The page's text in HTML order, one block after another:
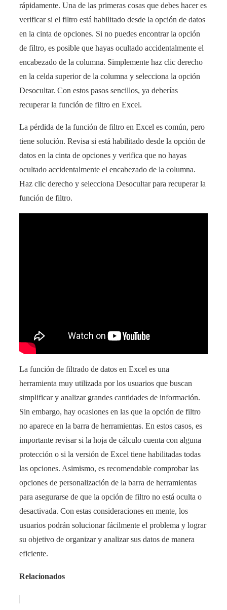
rápidamente. Una de las primeras cosas que debes hacer es
verificar si el filtro está habilitado desde la opción de datos
en la cinta de opciones. Si no puedes encontrar la opción
de filtro, es posible que hayas ocultado accidentalmente el
encabezado de la columna. Simplemente haz clic derecho
en la celda superior de la columna y selecciona la opción
Desocultar. Con estos pasos sencillos, ya deberías
recuperar la función de filtro en Excel.
La pérdida de la función de filtro en Excel es común, pero
tiene solución. Revisa si está habilitado desde la opción de
datos en la cinta de opciones y verifica que no hayas
ocultado accidentalmente el encabezado de la columna.
Haz clic derecho y selecciona Desocultar para recuperar la
función de filtro.
La función de filtrado de datos en Excel es una
herramienta muy utilizada por los usuarios que buscan
simplificar y analizar grandes cantidades de información.
Sin embargo, hay ocasiones en las que la opción de filtro
no aparece en la barra de herramientas. En estos casos, es
importante revisar si la hoja de cálculo cuenta con alguna
protección o si la versión de Excel tiene habilitadas todas
las opciones. Asimismo, es recomendable comprobar las
opciones de personalización de la barra de herramientas
para asegurarse de que la opción de filtro no está oculta o
desactivada. Con estas consideraciones en mente, los
usuarios podrán solucionar fácilmente el problema y lograr
su objetivo de organizar y analizar sus datos de manera
eficiente.
Relacionados